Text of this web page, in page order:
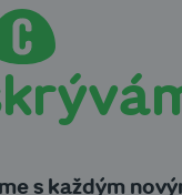
s každým